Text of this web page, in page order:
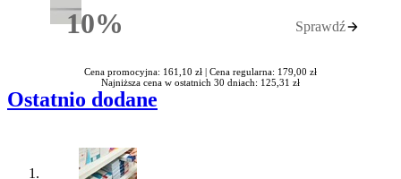
10%Rabatu Sprawdź
Cena promocyjna: 161,10 zł | Cena regularna: 179,00 zł
Najniższa cena w ostatnich 30 dniach: 125,31 zł
Ostatnio dodane